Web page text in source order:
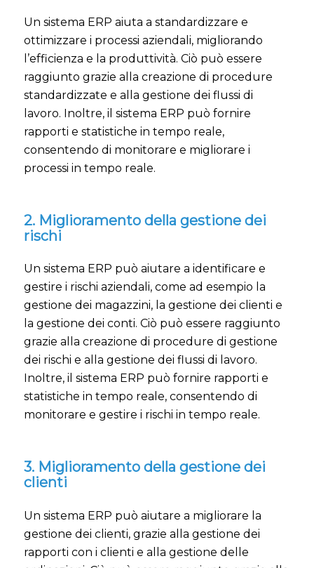
Un sistema ERP aiuta a standardizzare e
ottimizzare i processi aziendali, migliorando
l’efficienza e la produttività. Ciò può essere
raggiunto grazie alla creazione di procedure
standardizzate e alla gestione dei flussi di
lavoro. Inoltre, il sistema ERP può fornire
rapporti e statistiche in tempo reale,
consentendo di monitorare e migliorare i
processi in tempo reale.
2. Miglioramento della gestione dei
rischi
Un sistema ERP può aiutare a identificare e
gestire i rischi aziendali, come ad esempio la
gestione dei magazzini, la gestione dei clienti e
la gestione dei conti. Ciò può essere raggiunto
grazie alla creazione di procedure di gestione
dei rischi e alla gestione dei flussi di lavoro.
Inoltre, il sistema ERP può fornire rapporti e
statistiche in tempo reale, consentendo di
monitorare e gestire i rischi in tempo reale.
3. Miglioramento della gestione dei
clienti
Un sistema ERP può aiutare a migliorare la
gestione dei clienti, grazie alla gestione dei
rapporti con i clienti e alla gestione delle